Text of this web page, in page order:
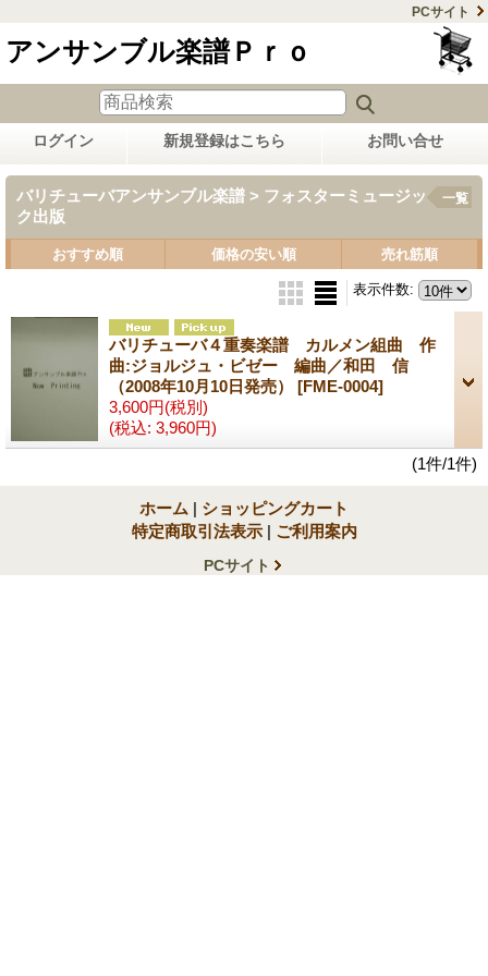
PCサイト
アンサンブル楽譜Ｐｒｏ
ログイン 新規登録はこちら お問い合せ
バリチューバアンサンブル楽譜 > フォスターミュージッ
ク出版
一覧
おすすめ順 価格の安い順 売れ筋順
表示件数:
バリチューバ４重奏楽譜 カルメン組曲 作
曲:ジョルジュ・ビゼー 編曲／和田 信
（2008年10月10日発売） [FME-0004]
3,600円(税別)
(税込: 3,960円)
(1件/1件)
ホーム | ショッピングカート
特定商取引法表示 | ご利用案内
PCサイト